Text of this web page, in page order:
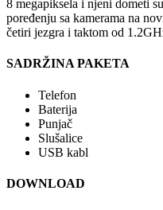
8 megapiksela i njeni dometi
poređenju sa kamerama na
četiri jezgra i taktom od
SADRŽINA PAKETA
Telefon
Baterija
Punjač
Slušalice
USB kabl
DOWNLOAD